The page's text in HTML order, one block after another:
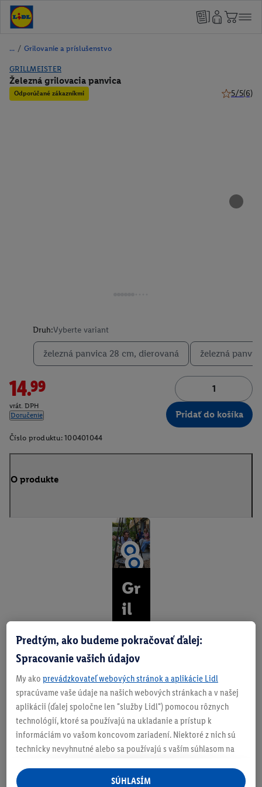
/ Grilovanie a príslušenstvo
GRILLMEISTER
Železná grilovacia panvica
Odporúčané zákazníkmi 5/5(6)
Druh:Vyberte variant
železná panvica 28 cm, dierovaná železná
14.99
vrát. DPH
Doručenie
Pridať do košíka
Číslo produktu: 100401044
O produkte
Gr
il
ov
an
ie
s
ch
uť
o
u
Predtým, ako budeme pokračovať ďalej:
Spracovanie vašich údajov
My ako prevádzkovateľ webových stránok a aplikácie Lidl
spracúvame vaše údaje na našich webových stránkach a v našej
aplikácii (ďalej spoločne len "služby Lidl") pomocou rôznych
technológií, ktoré sa používajú na ukladanie a prístup k
informáciám vo vašom koncovom zariadení. Niektoré z nich sú
technicky nevyhnutné alebo sa používajú s vaším súhlasom na
personalizovanú reklamu v rámci služieb Lidl aj mimo nich. Ak
SÚHLASÍM